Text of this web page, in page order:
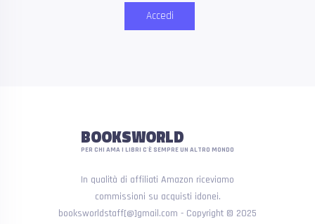
Accedi
BOOKSWORLD
PER CHI AMA I LIBRI C'È SEMPRE UN ALTRO MONDO
In qualità di affiliati Amazon riceviamo
commissioni su acquisti idonei.
booksworldstaff[@]gmail.com - Copyright © 2025